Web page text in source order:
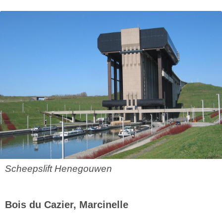
Scheepslift Henegouwen
Bois du Cazier, Marcinelle